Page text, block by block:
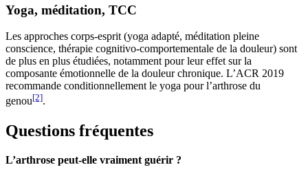
Yoga, méditation, TCC
Les approches corps-esprit (yoga adapté, méditation pleine
conscience, thérapie cognitivo-comportementale de la douleur) sont
de plus en plus étudiées, notamment pour leur effet sur la
composante émotionnelle de la douleur chronique. L’ACR 2019
recommande conditionnellement le yoga pour l’arthrose du
genou[2].
Questions fréquentes
L’arthrose peut-elle vraiment guérir ?